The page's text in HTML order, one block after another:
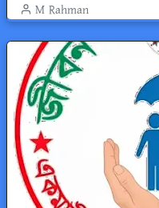
M Rahman